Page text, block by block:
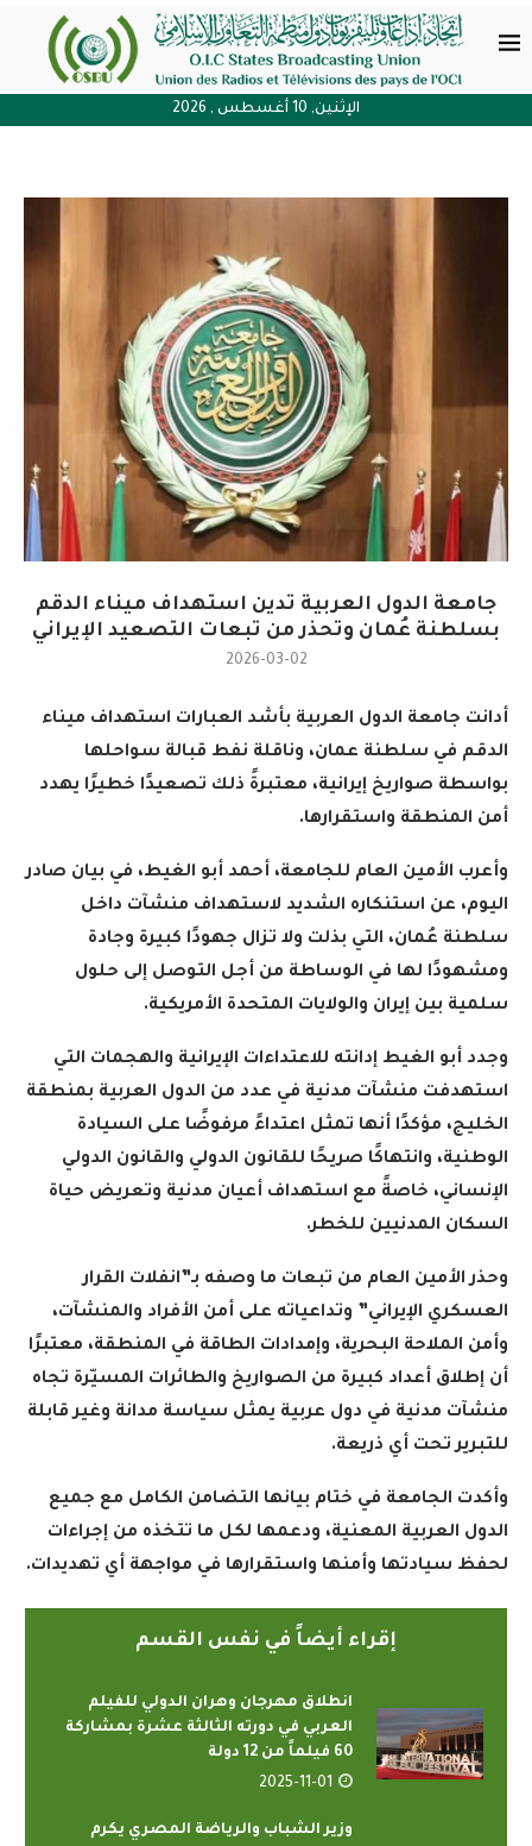
الإثنين, 10 أغسطس , 2026
جامعة الدول العربية تدين استهداف ميناء الدقم
بسلطنة عُمان وتحذر من تبعات التصعيد الإيراني
2026-03-02
أدانت جامعة الدول العربية بأشد العبارات استهداف ميناء
الدقم في سلطنة عمان، وناقلة نفط قبالة سواحلها
بواسطة صواريخ إيرانية، معتبرةً ذلك تصعيدًا خطيرًا يهدد
أمن المنطقة واستقرارها.
وأعرب الأمين العام للجامعة، أحمد أبو الغيط، في بيان صادر
اليوم، عن استنكاره الشديد لاستهداف منشآت داخل
سلطنة عُمان، التي بذلت ولا تزال جهودًا كبيرة وجادة
ومشهودًا لها في الوساطة من أجل التوصل إلى حلول
سلمية بين إيران والولايات المتحدة الأمريكية.
وجدد أبو الغيط إدانته للاعتداءات الإيرانية والهجمات التي
استهدفت منشآت مدنية في عدد من الدول العربية بمنطقة
الخليج، مؤكدًا أنها تمثل اعتداءً مرفوضًا على السيادة
الوطنية، وانتهاكًا صريحًا للقانون الدولي والقانون الدولي
الإنساني، خاصةً مع استهداف أعيان مدنية وتعريض حياة
السكان المدنيين للخطر.
وحذر الأمين العام من تبعات ما وصفه بـ”انفلات القرار
العسكري الإيراني” وتداعياته على أمن الأفراد والمنشآت،
وأمن الملاحة البحرية، وإمدادات الطاقة في المنطقة، معتبرًا
أن إطلاق أعداد كبيرة من الصواريخ والطائرات المسيّرة تجاه
منشآت مدنية في دول عربية يمثل سياسة مدانة وغير قابلة
للتبرير تحت أي ذريعة.
وأكدت الجامعة في ختام بيانها التضامن الكامل مع جميع
الدول العربية المعنية، ودعمها لكل ما تتخذه من إجراءات
لحفظ سيادتها وأمنها واستقرارها في مواجهة أي تهديدات.
إقراء أيضاً في نفس القسم
انطلاق مهرجان وهران الدولي للفيلم
العربي في دورته الثالثة عشرة بمشاركة
60 فيلماً من 12 دولة
2025-11-01
وزير الشباب والرياضة المصري يكرم